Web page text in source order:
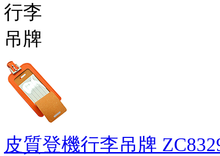
皮質登機行李吊牌